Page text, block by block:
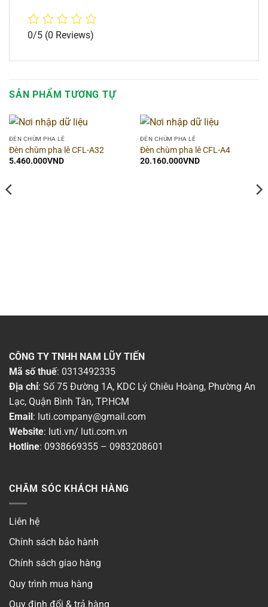
0/5 (0 Reviews)
SẢN PHẨM TƯƠNG TỰ
ĐÈN CHÙM PHA LÊ
Đèn chùm pha lê CFL-A32
5.460.000VND
ĐÈN CHÙM PHA LÊ
Đèn chùm pha lê CFL-A4
20.160.000VND
CÔNG TY TNHH NAM LŨY TIẾN
Mã số thuế: 0313492335
Địa chỉ: Số 75 Đường 1A, KDC Lý Chiêu Hoàng, Phường An
Lạc, Quận Bình Tân, TP.HCM
Email : luti.company@gmail.com
Website: luti.vn/ luti.com.vn
Hotline: 0938669355 – 0983208601
CHĂM SÓC KHÁCH HÀNG
Liên hệ
Chính sách bảo hành
Chính sách giao hàng
Quy trình mua hàng
Quy định đổi & trả hàng